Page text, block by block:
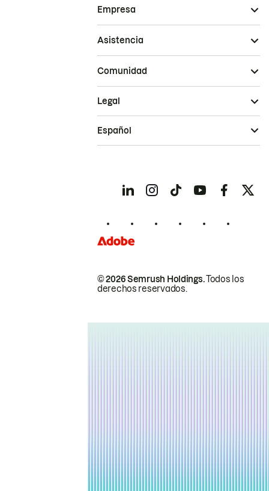
Empresa
Asistencia
Comunidad
© 2026 Semrush Holdings.Todos los
derechos reservados.
Legal
Español